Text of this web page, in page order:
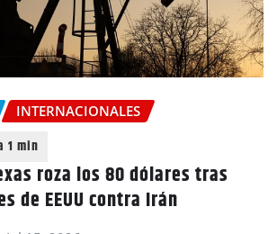
INTERNACIONALES
roza los 80 dólares tras
de EEUU contra Irán